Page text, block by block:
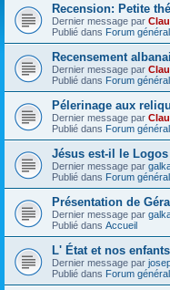
Recension: Petite
Dernier message par
Publié dans Forum général
Recensement
Dernier message par
Publié dans Forum général
Pélerinage aux
Dernier message par
Publié dans Forum général
Jésus est-il le
Dernier message par
Publié dans Forum général
Présentation de
Dernier message par
Publié dans Accueil
L' État et nos enfants
Dernier message par
Publié dans Forum général